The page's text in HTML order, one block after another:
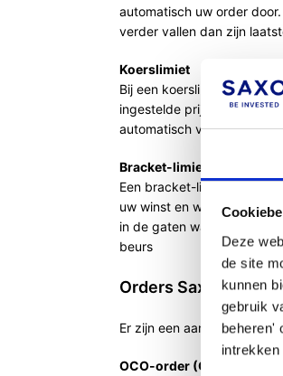
Deze
de site
kunnen
gebruik
beheren'
automatisch uw order
verder vallen dan zijn
Koerslimiet
Bij een koerslimiet houdt
ingestelde prijsniveau
automatisch voor dat uw
Bracket-limiet
Een bracket-limiet is een
uw winst en wordt uw
in de gaten wanneer de
beurs
Orders SaxoTrader
Er zijn een aantal orders
OCO-order (One Cancels